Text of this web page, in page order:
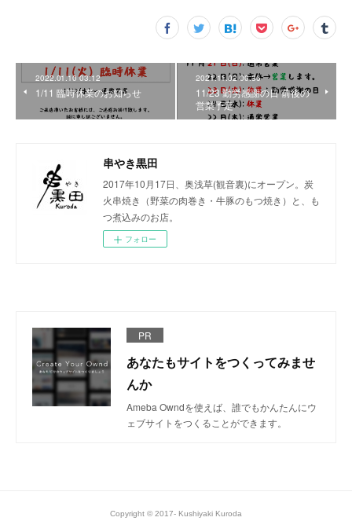
2022.01.10 03:12
1/11 臨時休業のお知らせ
2021.11.02 00:36
11/23 勤労感謝の日 前後の
営業予定
串やき黒田
2017年10月17日、奥浅草(観音裏)にオープン。炭
火串焼き（野菜の肉巻き・牛豚のもつ焼き）と、も
つ煮込みのお店。
フォロー
PR
あなたもサイトをつくってみませ
んか
Ameba Owndを使えば、誰でもかんたんにウ
ェブサイトをつくることができます。
Copyright © 2017- Kushiyaki Kuroda